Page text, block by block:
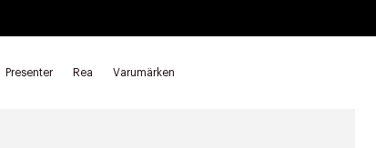
Presenter Rea Varumärken
Handtvål